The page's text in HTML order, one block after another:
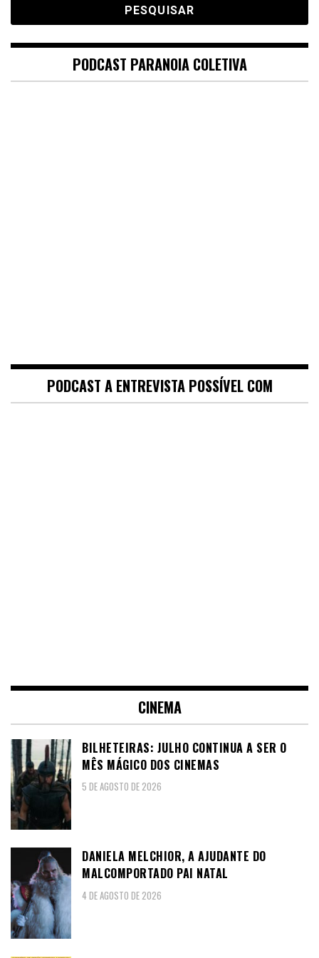
PODCAST PARANOIA COLETIVA
PODCAST A ENTREVISTA POSSÍVEL COM
CINEMA
BILHETEIRAS: JULHO CONTINUA A SER O
MÊS MÁGICO DOS CINEMAS
5 DE AGOSTO DE 2026
DANIELA MELCHIOR, A AJUDANTE DO
MALCOMPORTADO PAI NATAL
4 DE AGOSTO DE 2026